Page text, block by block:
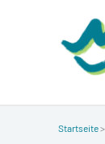
Startseite>